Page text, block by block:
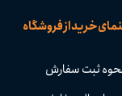
خرید از فروشگاه
ثبت سفارش